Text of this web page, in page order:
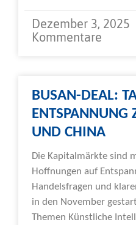
Dezember 3, 2025
Kommentare
BUSAN-DEAL:
ENTSPANNUNG
UND CHINA
Die Kapitalmärkte sind
Hoffnungen auf
Handelsfragen und
in den November
Themen Künstliche